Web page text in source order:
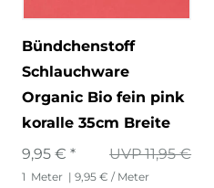
Bündchenstoff
Schlauchware
Organic Bio fein pink
koralle 35cm Breite
UVP 11,95 €
9,95 € *
1 Meter | 9,95 € / Meter